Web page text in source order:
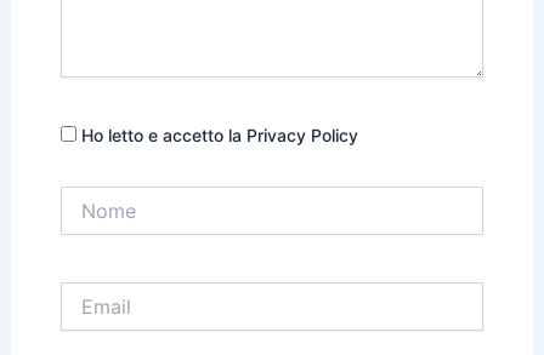
Ho letto e accetto la Privacy Policy